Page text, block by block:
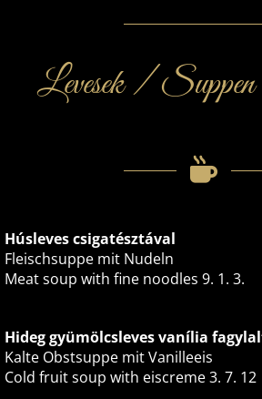
Levesek /
Húsleves csigatésztával
Fleischsuppe mit Nudeln
Meat soup with fine noodles 9. 1. 3.
Hideg gyümölcsleves vanília
Kalte Obstsuppe mit Vanilleeis
Cold fruit soup with eiscreme 3. 7. 12